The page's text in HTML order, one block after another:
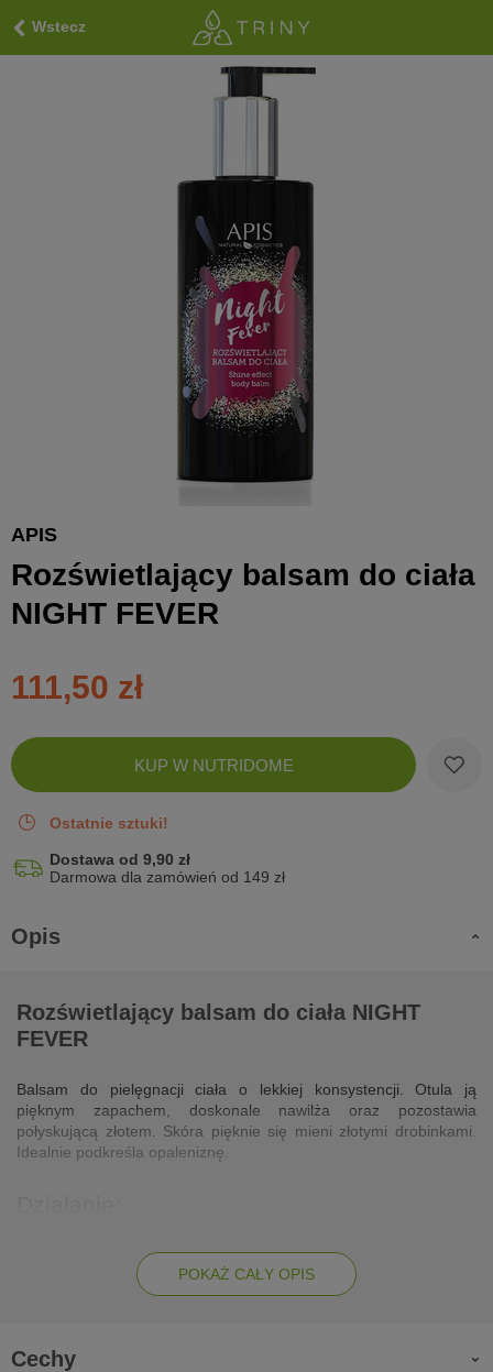
Wstecz
APIS
Rozświetlający balsam do ciała
NIGHT FEVER
111,50 zł
Zobacz
koszyk
KUP W NUTRIDOME
Ostatnie sztuki!
Dostawa od 9,90 zł
Darmowa dla zamówień od 149 zł
Opis
Rozświetlający balsam do ciała NIGHT
FEVER
Balsam do pielęgnacji ciała o lekkiej konsystencji. Otula ją
pięknym zapachem, doskonale nawilża oraz pozostawia
połyskującą złotem. Skóra pięknie się mieni złotymi drobinkami.
Idealnie podkreśla opaleniznę.
ekstrakt z marakui, lnu i aloesu działają na skórę kojąco,
łagodząco i zwiększają poziom nawilżenia
regenerująco
POKAŻ CAŁY OPIS
Cechy